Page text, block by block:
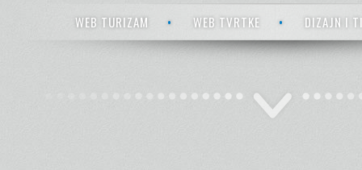
WEB TURIZAM • WEB TVRTKE • DIZAJN I